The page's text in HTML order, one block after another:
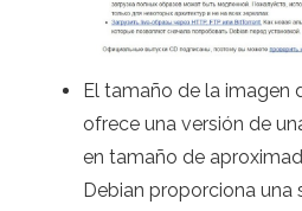
El tamaño de la imagen
ofrece una versión de
en tamaño de
Debian proporciona